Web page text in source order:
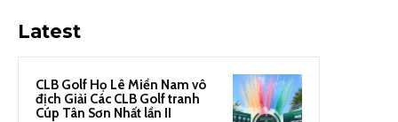
Latest
CLB Golf Họ Lê Miền Nam vô
địch Giải Các CLB Golf tranh
Cúp Tân Sơn Nhất lần II